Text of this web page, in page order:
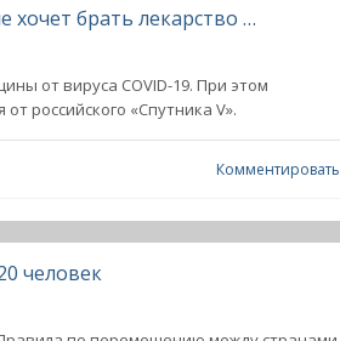
Киев клянчит европейскую вакцину: Зеленский не хочет брать лекарство «у врага»
от вируса COVID-19. При этом
российского «Спутника V».
Комментировать
человек